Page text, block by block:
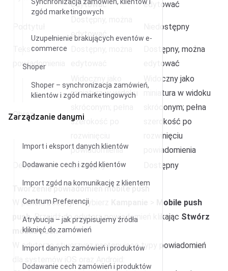
zgód marketingowych
Uzupełnienie brakujących eventów e-
commerce
Shoper
Shoper – synchronizacja zamówień,
klientów i zgód marketingowych
Zarządzanie danymi
Import i eksport danych klientów
Dodawanie cech i zgód klientów
Import zgód na komunikację z klientem
Centrum Preferencji
Atrybucja – jak przypisujemy źródła
kliknięć do zamówień
Import danych zamówień i produktów
Dodawanie cech zamówień i produktów
edytować
edytować
edytować
Niedostępny
Tekst
powiadomienia
Dostępny, można
edytować
Obraz
miniatura w widoku
szerokość po
powiadomienia
Widoczny jako
miniatura w widoku
skróconym; pełna
szerokość po
rozwinięciu
powiadomienia
Deep link
Dostępny Dostępny
Tworzenie powiadomień mobile push
W panelu bocznym wybierz
Mobile push
push. Przejdź do edytora powiadomień klikając Stwórz
mobile push .
W edytorze stworzysz następujące typy powiadomień